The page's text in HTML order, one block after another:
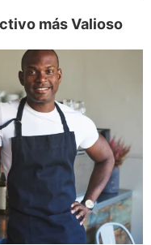
más Valioso